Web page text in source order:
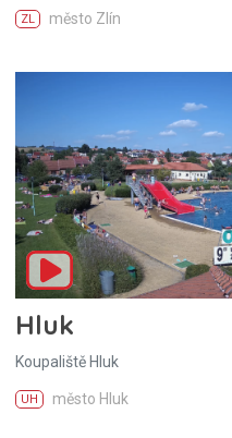
ZL město Zlín
Hluk
Koupaliště Hluk
UH město Hluk